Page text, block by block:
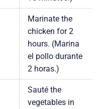
Marinate the
chicken for 2
hours. (Marina
el pollo durante
2 horas.)
Sauté the
vegetables in